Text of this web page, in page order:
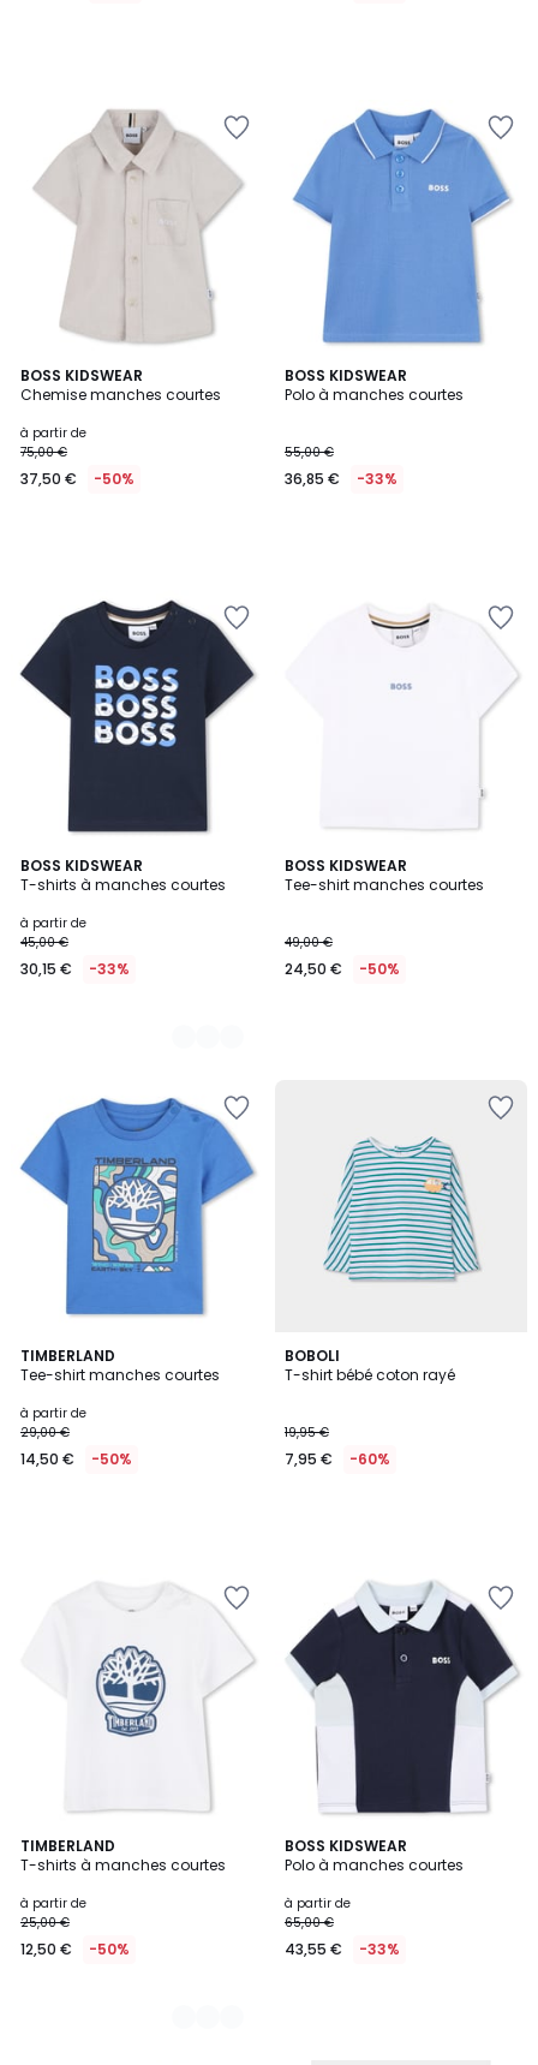
BOSS KIDSWEAR
Chemise manches courtes
à partir de
75,00 €
37,50 € -50%
BOSS KIDSWEAR
Polo à manches courtes
55,00 €
36,85 € -33%
BOSS KIDSWEAR
T-shirts à manches courtes
à partir de
45,00 €
30,15 € -33%
2
Couleurs
BOSS KIDSWEAR
Tee-shirt manches courtes
49,00 €
24,50 € -50%
TIMBERLAND
Tee-shirt manches courtes
à partir de
29,00 €
14,50 € -50%
BOBOLI
T-shirt bébé coton rayé
19,95 €
7,95 € -60%
TIMBERLAND
T-shirts à manches courtes
à partir de
25,00 €
12,50 € -50%
3
Couleurs
BOSS KIDSWEAR
Polo à manches courtes
à partir de
65,00 €
43,55 € -33%